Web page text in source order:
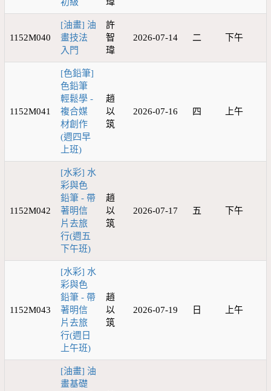
初級 瑋
1152M040
[油畫] 油
畫技法
入門
許
智
瑋
2026-07-14 二 下午
1152M041
[色鉛筆]
色鉛筆
輕鬆學 -
複合媒
材創作
(週四早
上班)
趙
以
筑
2026-07-16 四 上午
1152M042
[水彩] 水
彩與色
鉛筆 - 帶
著明信
片去旅
行(週五
下午班)
趙
以
筑
2026-07-17 五 下午
1152M043
[水彩] 水
彩與色
鉛筆 - 帶
著明信
片去旅
行(週日
上午班)
趙
以
筑
2026-07-19 日 上午
[油畫] 油
畫基礎